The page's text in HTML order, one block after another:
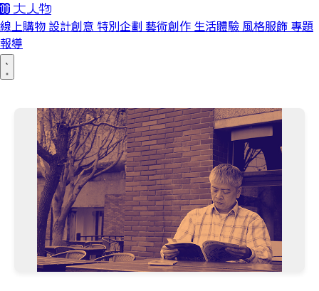
線上購物 設計創意 特別企劃 藝術創作 生活體驗 風格服飾 專題
報導